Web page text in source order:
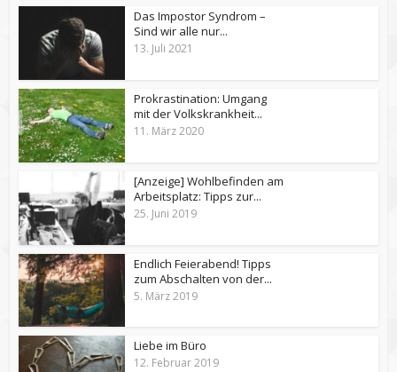
Das Impostor Syndrom –
Sind wir alle nur...
13. Juli 2021
Prokrastination: Umgang
mit der Volkskrankheit...
11. März 2020
[Anzeige] Wohlbefinden am
Arbeitsplatz: Tipps zur...
25. Juni 2019
Endlich Feierabend! Tipps
zum Abschalten von der...
5. März 2019
Liebe im Büro
12. Februar 2019